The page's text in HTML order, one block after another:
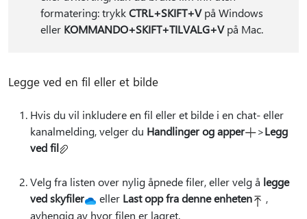
formatering: trykkCTRL+SKIFT+Vpå Windows
eller KOMMANDO+SKIFT+TILVALG+Vpå Mac.
Legge ved en fil eller et bilde
Hvis du vil inkludere en fil eller et bilde i en chat- eller
kanalmelding, velger du Handlinger og apper >Legg
ved fil
Velg fra listen over nylig åpnede filer, eller velg å legge
ved skyfiler
eller Last opp fra denne enheten
,
avhengig av hvor filen er lagret.